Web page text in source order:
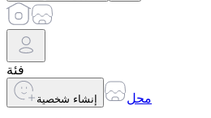
فئة
إنشاء شخصية
محل